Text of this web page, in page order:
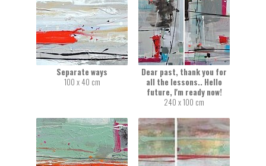
Separate ways
100 x 40 cm
Dear past, thank you for
all the lessons.. Hello
future, I'm ready now!
240 x 100 cm